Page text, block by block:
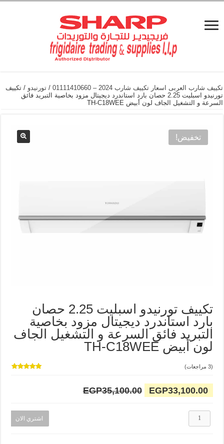
تكييف شارب العربى اسعار تكييف شارب 2024 – 01111410660 /تورنيدو / تكييف
تورنيدو اسبليت 2.25 حصان بارد استاندرد ديجيتال مزود بخاصية التبريد فائق
السرعة و التشغيل الجاف لون أبيض TH-C18WEE
تخفيض!
تكييف تورنيدو اسبليت 2.25 حصان
بارد استاندرد ديجيتال مزود بخاصية
التبريد فائق السرعة و التشغيل الجاف
لون أبيض TH-C18WEE
(
3 مراجعات)
EGP35,100.00 EGP33,100.00
اشتري الان